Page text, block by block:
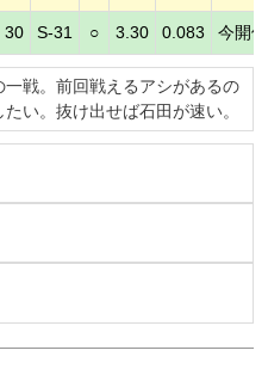
30 S-31 ○ 3.30 0.083 今開
戦。前回戦えるアシがあるの
い。抜け出せば石田が速い。